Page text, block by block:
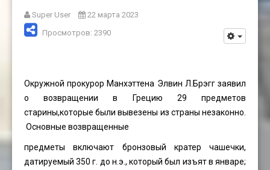
Super User
22 марта 2023
Просмотров: 2390
Окружной прокурор Манхэттена Элвин Л.Брэгг заявил
о возвращении в Грецию 29 предметов
старины,которые были вывезены из страны незаконно.
Основные возвращенные
предметы включают бронзовый кратер чашечки,
датируемый 350 г. до н.э., который был изъят в январе;